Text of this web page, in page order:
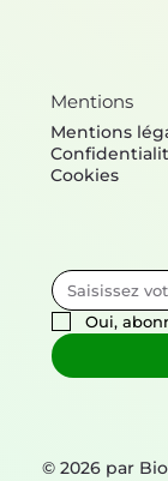
Oui,
Mentions
Mentions
Cookies